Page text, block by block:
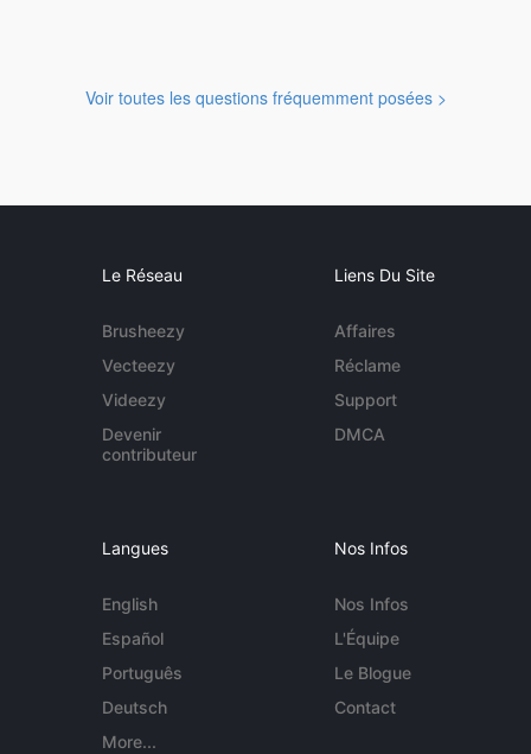
Voir toutes les questions fréquemment posées >
Le Réseau
Brusheezy
Vecteezy
Videezy
Devenir
contributeur
Liens Du Site
Affaires
Réclame
Support
DMCA
Langues
English
Español
Português
Deutsch
More...
Nos Infos
Nos Infos
L'Équipe
Le Blogue
Contact